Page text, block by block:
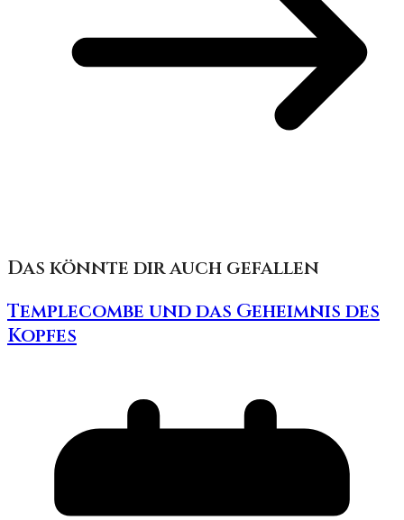
Das könnte dir auch gefallen
Templecombe und das Geheimnis des
Kopfes